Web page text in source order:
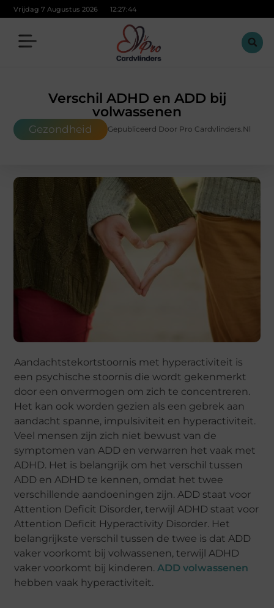
Vrijdag 7 Augustus 2026 12:27:45
Verschil ADHD en ADD bij
volwassenen
Gezondheid Gepubliceerd Door Pro Cardvlinders.nl
Aandachtstekortstoornis met hyperactiviteit is
een psychische stoornis die wordt gekenmerkt
door een onvermogen om zich te concentreren.
Het kan ook worden gezien als een gebrek aan
aandacht spanne, impulsiviteit en hyperactiviteit.
Veel mensen zijn zich niet bewust van de
symptomen van ADD en verwarren het vaak met
ADHD. Het is belangrijk om het verschil tussen
ADD en ADHD te kennen, omdat het twee
verschillende aandoeningen zijn. ADD staat voor
Attention Deficit Disorder, terwijl ADHD staat voor
Attention Deficit Hyperactivity Disorder. Het
belangrijkste verschil tussen de twee is dat ADD
vaker voorkomt bij volwassenen, terwijl ADHD
vaker voorkomt bij kinderen.ADD volwassenen
hebben vaak hyperactiviteit.